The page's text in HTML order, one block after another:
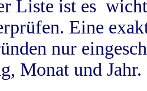
Liste ist es
Eine
nur
Monat und Jahr.